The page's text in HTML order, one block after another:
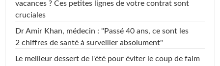
vacances ? Ces petites lignes de votre contrat sont
cruciales
Dr Amir Khan, médecin : "Passé 40 ans, ce sont les
2 chiffres de santé à surveiller absolument"
Le meilleur dessert de l'été pour éviter le coup de faim